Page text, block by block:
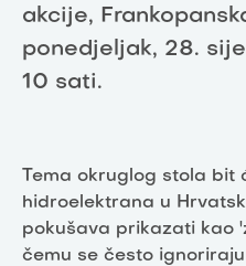
akcije,
ponedjeljak, 28.
10 sati.
Tema okruglog stola bit
hidroelektrana u
pokušava prikazati kao
čemu se često